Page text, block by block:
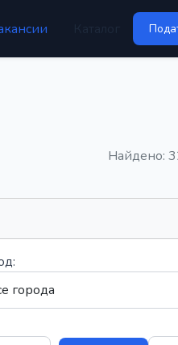
Найдено: